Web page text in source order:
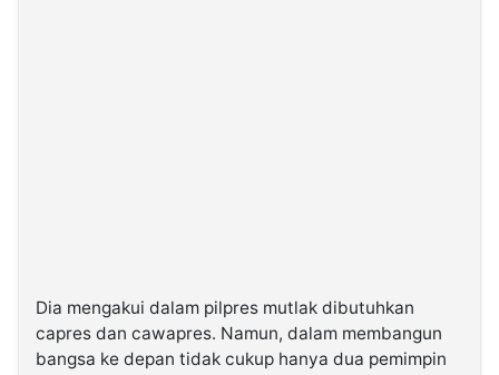
Dia mengakui dalam pilpres mutlak dibutuhkan
capres dan cawapres. Namun, dalam membangun
bangsa ke depan tidak cukup hanya dua pemimpin